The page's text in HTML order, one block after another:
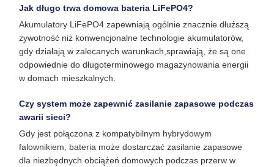
Jak długo trwa domowa bateria LiFePO4?
Akumulatory LiFePO4 zapewniają ogólnie znacznie dłuższą
żywotność niż konwencjonalne technologie akumulatorów,
gdy działają w zalecanych warunkach,sprawiają, że są one
odpowiednie do długoterminowego magazynowania energii
w domach mieszkalnych.
Czy system może zapewnić zasilanie zapasowe podczas
awarii sieci?
Gdy jest połączona z kompatybilnym hybrydowym
falownikiem, bateria może dostarczać zasilanie zapasowe
dla niezbędnych obciążeń domowych podczas przerw w